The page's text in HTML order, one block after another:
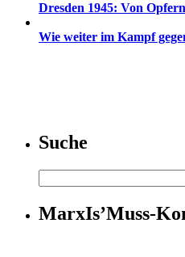
Dresden 1945: Von
Wie weiter im Kampf
Suche
nach:
MarxIs’Muss-